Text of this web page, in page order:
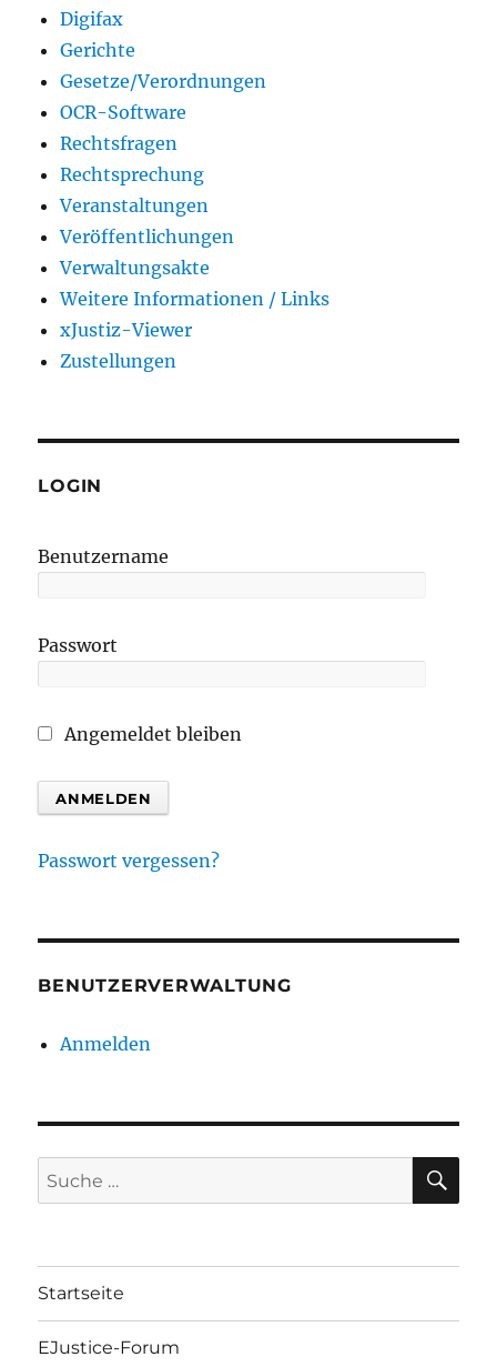
Digifax
Gerichte
Gesetze/Verordnungen
OCR-Software
Rechtsfragen
Rechtsprechung
Veranstaltungen
Veröffentlichungen
Verwaltungsakte
Weitere Informationen / Links
xJustiz-Viewer
Zustellungen
LOGIN
Benutzername
Passwort
Angemeldet bleiben
Passwort vergessen?
BENUTZERVERWALTUNG
Anmelden
Suche
nach:
Startseite
EJustice-Forum